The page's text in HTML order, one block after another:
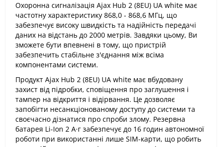
Охоронна сигналізація Ajax Hub 2 (8EU) UA white має
частотну характеристику 868,0 - 868,6 МГц, що
забезпечує високу швидкість та надійність передачі
даних на відстань до 2000 метрів. Завдяки цьому, Ви
зможете бути впевнені в тому, що пристрій
забезпечить стабільне з'єднання між всіма
компонентами системи.
Продукт Ajax Hub 2 (8EU) UA white має вбудовану
захист від підробки, сповіщення про заглушення і
тампер на відкриття і відірвання. Це дозволяє
запобігти несанкціонованому доступу до системи та
своєчасно дізнатися про спроби злому. Резервна
батарея Li-Ion 2 А·г забезпечує до 16 годин автономної
роботи при використанні лише SIM-карти, що робить